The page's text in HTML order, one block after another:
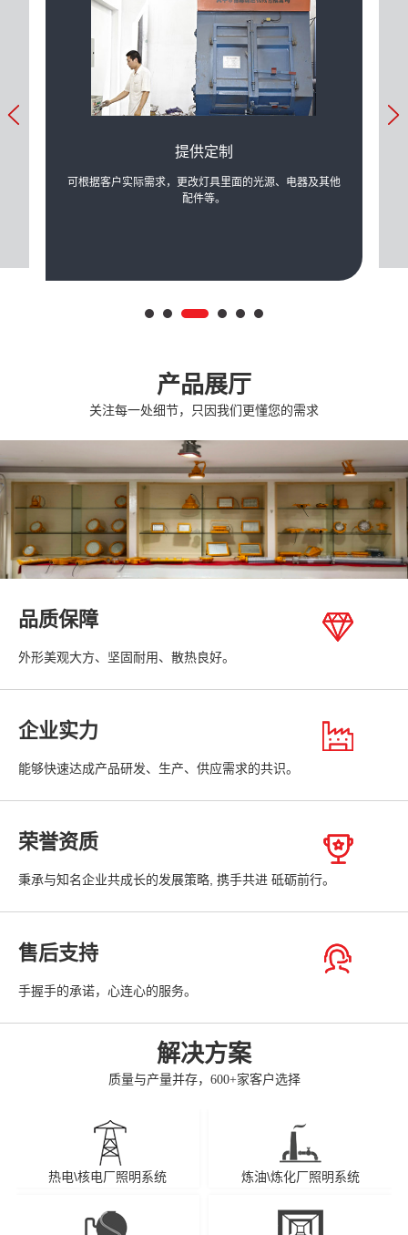
提供定制
可根据客户实际需求，更改灯具里面的光源、电器及其他
配件等。
产品展厅
关注每一处细节，只因我们更懂您的需求
品质保障
外形美观大方、坚固耐用、散热良好。
企业实力
能够快速达成产品研发、生产、供应需求的共识。
荣誉资质
秉承与知名企业共成长的发展策略, 携手共进 砥砺前行。
售后支持
手握手的承诺，心连心的服务。
解决方案
质量与产量并存，600+家客户选择
热电\核电厂照明系统 炼油\炼化厂照明系统